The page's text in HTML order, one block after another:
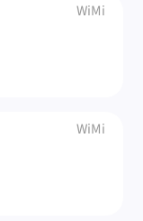
WiMi
WiMi